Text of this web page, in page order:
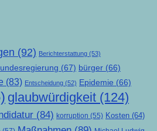
(92) Berichterstattung (53)
(67) bürger (66)
(83) Entscheidung (52) Epidemie (66)
glaubwürdigkeit (124)
(84) korruption (55) Kosten (64)